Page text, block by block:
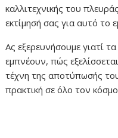
καλλιτεχνικής του
εκτίμησή σας για αυτό το
Ας εξερευνήσουμε γιατί
εμπνέουν, πώς
τέχνη της αποτύπωσής
πρακτική σε όλο τον